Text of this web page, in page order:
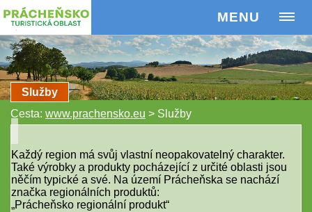
MENU
Služby
Cesta: www.prachensko.eu > Služby
Každý region má svůj vlastní neopakovatelný charakter.
Také výrobky a produkty pocházející z určité oblasti jsou
něčím typické a své. Na území Prácheňska se nachází
značka regionálních produktů:
„Prácheňsko regionální produkt“